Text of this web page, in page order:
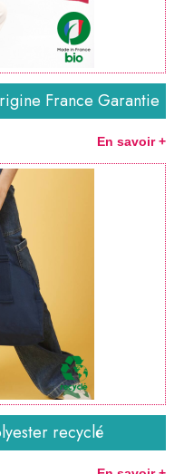
France Garantie
En savoir +
recyclé